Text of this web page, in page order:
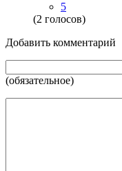
5
(2 голосов)
Добавить комментарий
(обязательное)